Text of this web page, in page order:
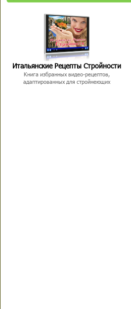
Итальянские Рецепты Стройности
Книга избранных видео-рецептов,
адаптированных для стройнеющих